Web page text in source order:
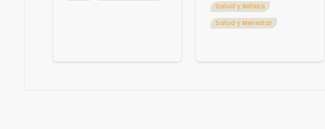
Salud y Belleza
Salud y Bienestar